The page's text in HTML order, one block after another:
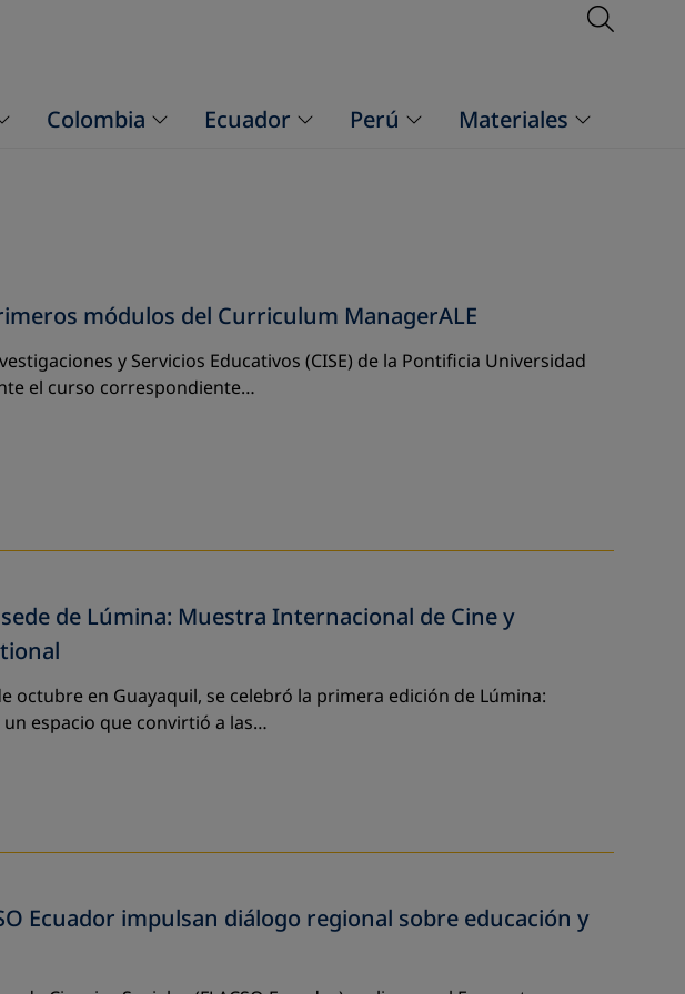
Open
Colombia Ecuador Perú Materiales
módulos del Curriculum ManagerALE
y Servicios Educativos (CISE) de la Pontificia Universidad
el curso correspondiente…
de Lúmina: Muestra Internacional de Cine y
octubre en Guayaquil, se celebró la primera edición de Lúmina:
espacio que convirtió a las…
Ecuador impulsan diálogo regional sobre educación y